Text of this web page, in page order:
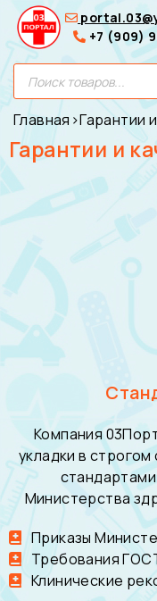
+7 (909)
Главная ›Гарантии
Гарантии и
Компания
укладки в
Министерства
Приказы
Требования
Клинические